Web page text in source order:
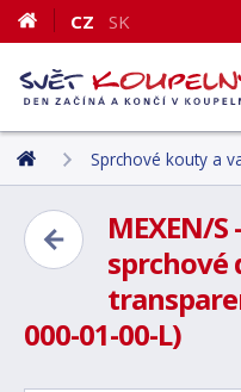
CZ SK
Sprchové kouty a
MEXEN/
sprchové
000-01-00-L)